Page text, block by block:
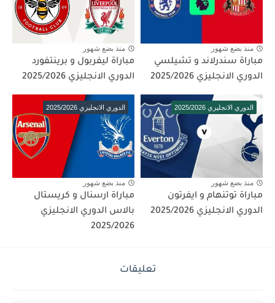
منذ بضع شهور
مباراة سندرلاند و تشيلسي
الدوري الانجليزي 2025/2026
منذ بضع شهور
مباراة ليفربول و برينتفورد
الدوري الانجليزي 2025/2026
الدوري الانجليزي 2025/2026
منذ بضع شهور
مباراة توتنهام و ايفرتون
الدوري الانجليزي 2025/2026
الدوري الانجليزي 2025/2026
منذ بضع شهور
مباراة ارسنال و كريستال
بالاس الدوري الانجليزي
2025/2026
تعليقات